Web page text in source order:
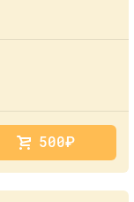
500руб.